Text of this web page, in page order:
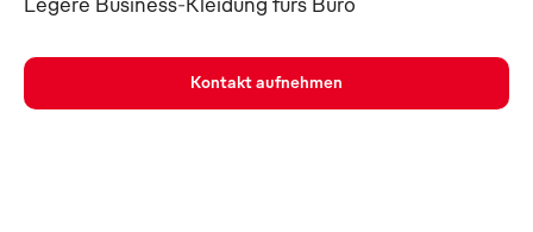
Kontakt aufnehmen